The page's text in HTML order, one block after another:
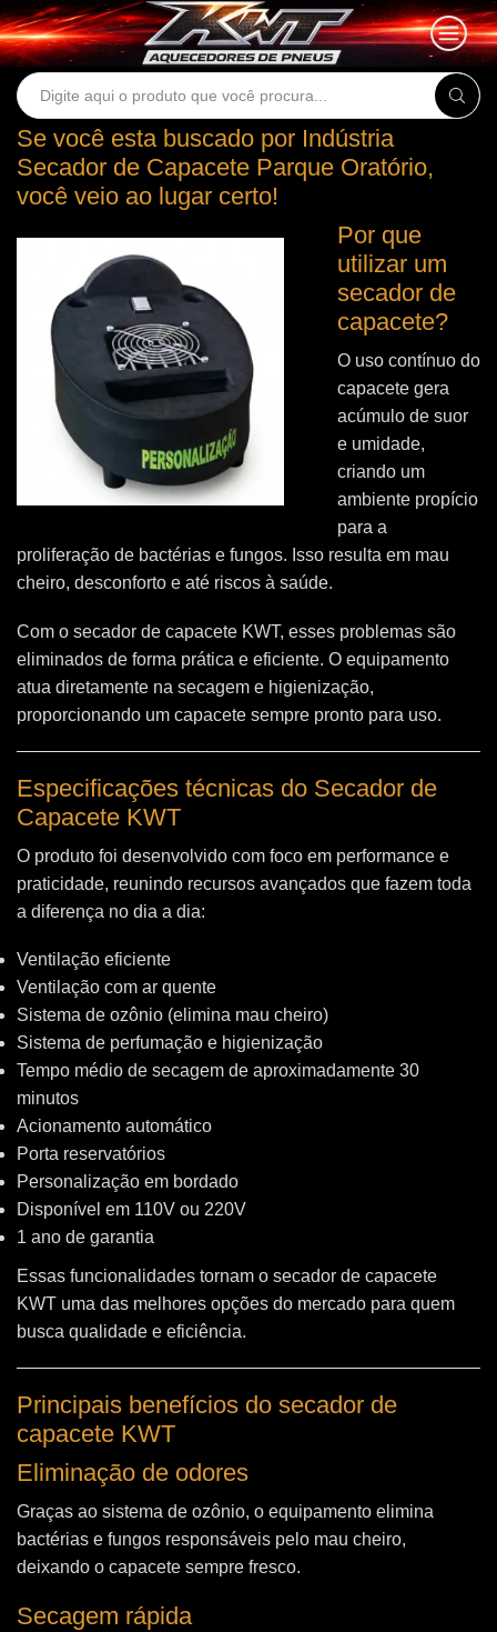
Search
Se você esta buscado por Indústria
Secador de Capacete Parque Oratório,
você veio ao lugar certo!
Por que
utilizar um
secador de
capacete?
O uso contínuo do
capacete gera
acúmulo de suor
e umidade,
criando um
ambiente propício
para a
proliferação de bactérias e fungos. Isso resulta em mau
cheiro, desconforto e até riscos à saúde.
Com o secador de capacete KWT, esses problemas são
eliminados de forma prática e eficiente. O equipamento
atua diretamente na secagem e higienização,
proporcionando um capacete sempre pronto para uso.
Especificações técnicas do Secador de
Capacete KWT
O produto foi desenvolvido com foco em performance e
praticidade, reunindo recursos avançados que fazem toda
a diferença no dia a dia:
Ventilação eficiente
Ventilação com ar quente
Sistema de ozônio (elimina mau cheiro)
Sistema de perfumação e higienização
Tempo médio de secagem de aproximadamente 30
minutos
Acionamento automático
Porta reservatórios
Personalização em bordado
Disponível em 110V ou 220V
1 ano de garantia
Essas funcionalidades tornam o secador de capacete
KWT uma das melhores opções do mercado para quem
busca qualidade e eficiência.
Principais benefícios do secador de
capacete KWT
Eliminação de odores
Graças ao sistema de ozônio, o equipamento elimina
bactérias e fungos responsáveis pelo mau cheiro,
deixando o capacete sempre fresco.
Secagem rápida